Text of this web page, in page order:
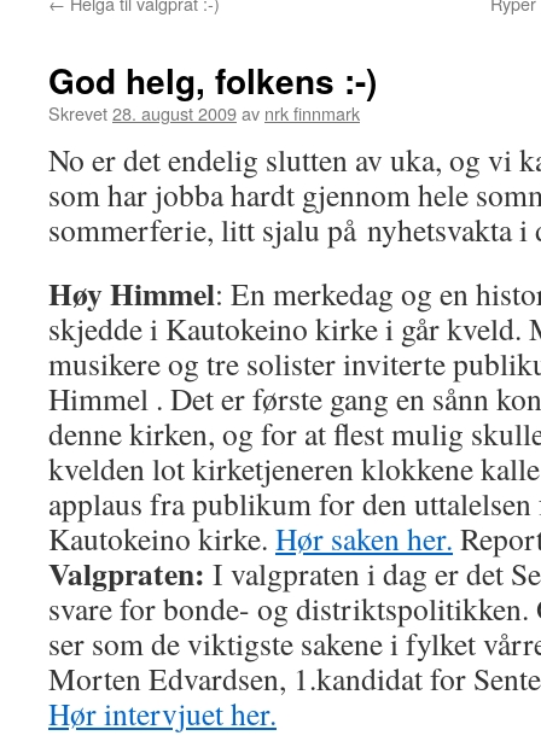
God helg, folkens :-)
Skrevet28. august 2009av nrk finnmark
No er det endelig slutten av uka, og vi
som har jobba hardt gjennom hele
sommerferie, litt sjalu på nyhetsvakta i
Høy Himmel: En merkedag og en
skjedde i Kautokeino kirke i går
musikere og tre solister inviterte
Himmel . Det er første gang en sånn
denne kirken, og for at flest mulig
kvelden lot kirketjeneren klokkene
applaus fra publikum for den
Kautokeino kirke. Hør saken her.
Valgpraten: I valgpraten i dag er det
svare for bonde- og distriktspolitikken.
ser som de viktigste sakene i fylket
Morten Edvardsen, 1.kandidat for
Hør intervjuet her.